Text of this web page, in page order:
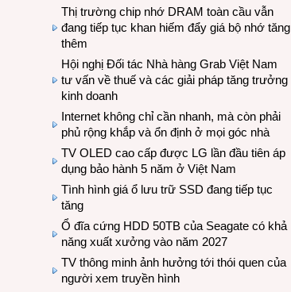
Thị trường chip nhớ DRAM toàn cầu vẫn
đang tiếp tục khan hiếm đẩy giá bộ nhớ tăng
thêm
Hội nghị Đối tác Nhà hàng Grab Việt Nam
tư vấn về thuế và các giải pháp tăng trưởng
kinh doanh
Internet không chỉ cần nhanh, mà còn phải
phủ rộng khắp và ổn định ở mọi góc nhà
TV OLED cao cấp được LG lần đầu tiên áp
dụng bảo hành 5 năm ở Việt Nam
Tình hình giá ổ lưu trữ SSD đang tiếp tục
tăng
Ổ đĩa cứng HDD 50TB của Seagate có khả
năng xuất xưởng vào năm 2027
TV thông minh ảnh hưởng tới thói quen của
người xem truyền hình